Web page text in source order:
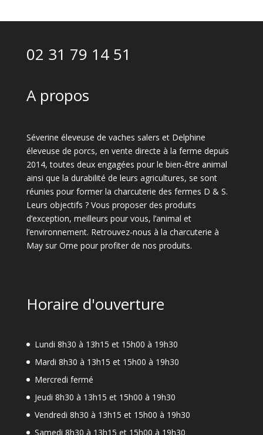
02 31 79 14 51
A propos
Séverine éleveuse de vaches salers et Delphine
éleveuse de porcs, en vente directe à la ferme depuis
2014, toutes deux engagées pour le bien-être animal
ainsi que la durabilité de leurs agricultures, se sont
réunies pour former la charcuterie des fermes D & S.
Leurs objectifs ? Vous proposer des produits
d’exception, meilleurs pour vous, l’animal et
l’environnement. Retrouvez-nous à la charcuterie à
May sur Orne pour profiter de nos produits.
Horaire d'ouverture
Lundi 8h30 à 13h15 et 15h00 à 19h30
Mardi 8h30 à 13h15 et 15h00 à 19h30
Mercredi fermé
Jeudi 8h30 à 13h15 et 15h00 à 19h30
Vendredi 8h30 à 13h15 et 15h00 à 19h30
Samedi 8h30 à 13h15 et 15h00 à 19h30